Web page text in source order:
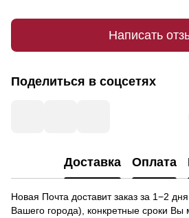
Написать
Поделиться в соцсетях
Доставка Оплата
Новая Почта доставит заказ за 1−2
Вашего города), конкретные сроки Вы